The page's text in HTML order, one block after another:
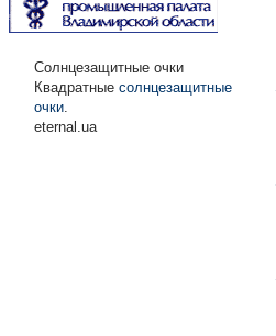
Солнцезащитные очки
Квадратные солнцезащитные
очки.
eternal.ua